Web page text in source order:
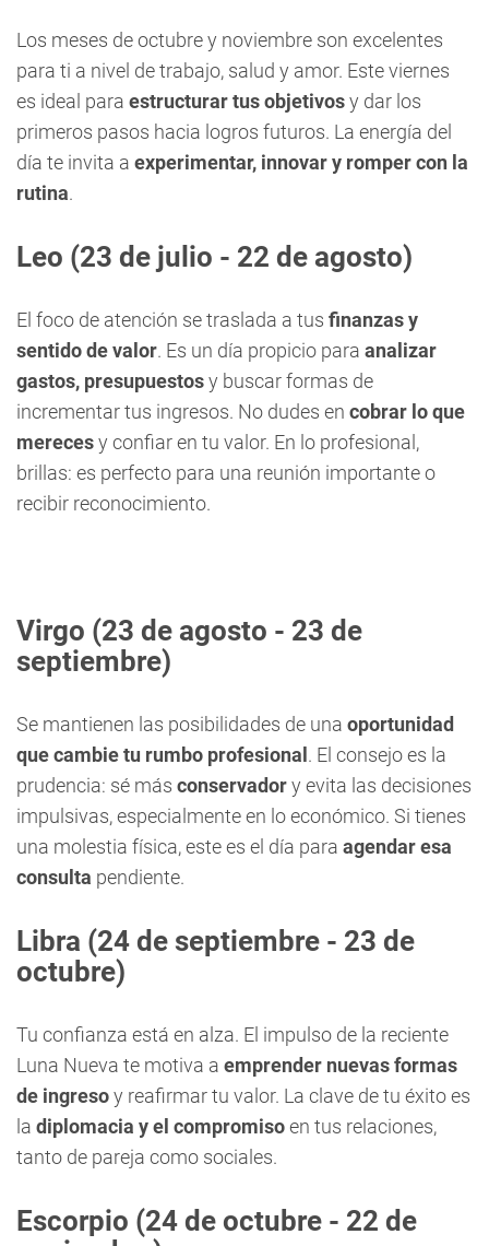
Los meses de octubre y noviembre son excelentes
para ti a nivel de trabajo, salud y amor. Este viernes
es ideal para estructurar tus objetivosy dar los
primeros pasos hacia logros futuros. La energía del
día te invita a experimentar, innovar y romper con la
rutina.
Leo (23 de julio - 22 de agosto)
El foco de atención se traslada a tus finanzas y
sentido de valor. Es un día propicio para analizar
gastos, presupuestosy buscar formas de
incrementar tus ingresos. No dudes en cobrar lo que
merecesy confiar en tu valor. En lo profesional,
brillas: es perfecto para una reunión importante o
recibir reconocimiento.
Virgo (23 de agosto - 23 de
septiembre)
Se mantienen las posibilidades de una oportunidad
que cambie tu rumbo profesional . El consejo es la
prudencia: sé más conservadory evita las decisiones
impulsivas, especialmente en lo económico. Si tienes
una molestia física, este es el día para agendar esa
consulta pendiente.
Libra (24 de septiembre - 23 de
octubre)
Tu confianza está en alza. El impulso de la reciente
Luna Nueva te motiva a emprender nuevas formas
de ingresoy reafirmar tu valor. La clave de tu éxito es
la diplomacia y el compromisoen tus relaciones,
tanto de pareja como sociales.
Escorpio (24 de octubre - 22 de